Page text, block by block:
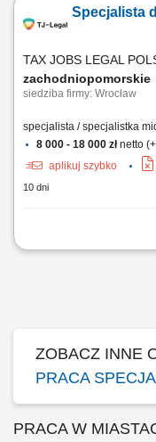
edukacji finansowej.
Pozyskiwanie nowych
Specjalista
TAX JOBS LEGAL
siedziba firmy: Wrocław
specjalista / specjalistka
8 000 - 18 000 złnetto
aplikuj szybko
10 dni
Samodzielne
ZOBACZ INNE
PRACA
PRACA W